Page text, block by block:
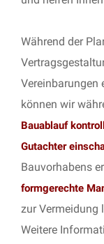
Während der
Vereinbarungen
können wir
Bauablauf
Gutachter
Bauvorhabens
formgerechte
zur Vermeidung
Weitere